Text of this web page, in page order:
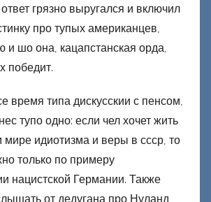
грязно выругался и включил
про тупых американцев,
и шо она, кацапстанская орда,
победит.
время типа дискусскии с пенсом,
тупо одно: если чел хочет жить
идиотизма и веры в ссср, то
только по примеру
нацистской Германии. Также
от дедугана про Нуланд,